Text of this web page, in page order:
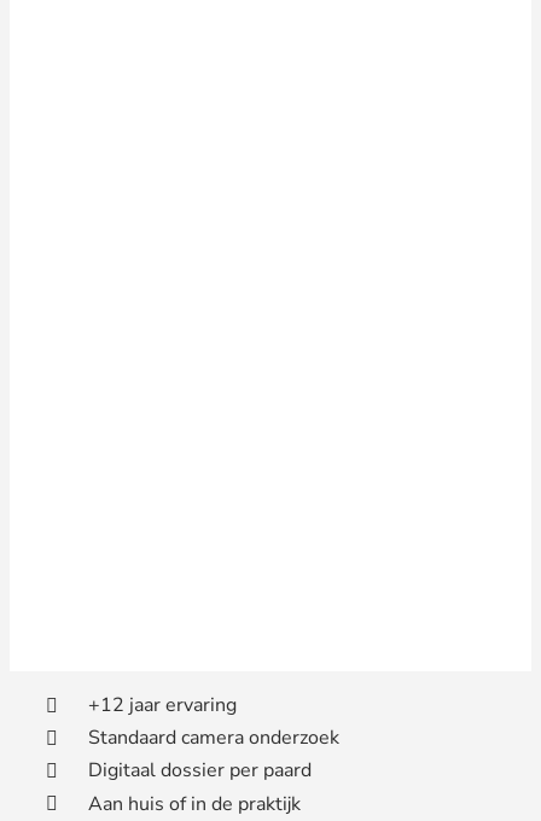
+12 jaar ervaring
Standaard camera onderzoek
Digitaal dossier per paard
Aan huis of in de praktijk